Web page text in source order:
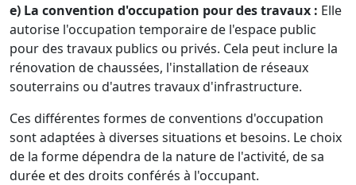
e) La convention d'occupation pour des travaux : Elle
autorise l'occupation temporaire de l'espace public
pour des travaux publics ou privés. Cela peut inclure la
rénovation de chaussées, l'installation de réseaux
souterrains ou d'autres travaux d'infrastructure.
Ces différentes formes de conventions d'occupation
sont adaptées à diverses situations et besoins. Le choix
de la forme dépendra de la nature de l'activité, de sa
durée et des droits conférés à l'occupant.